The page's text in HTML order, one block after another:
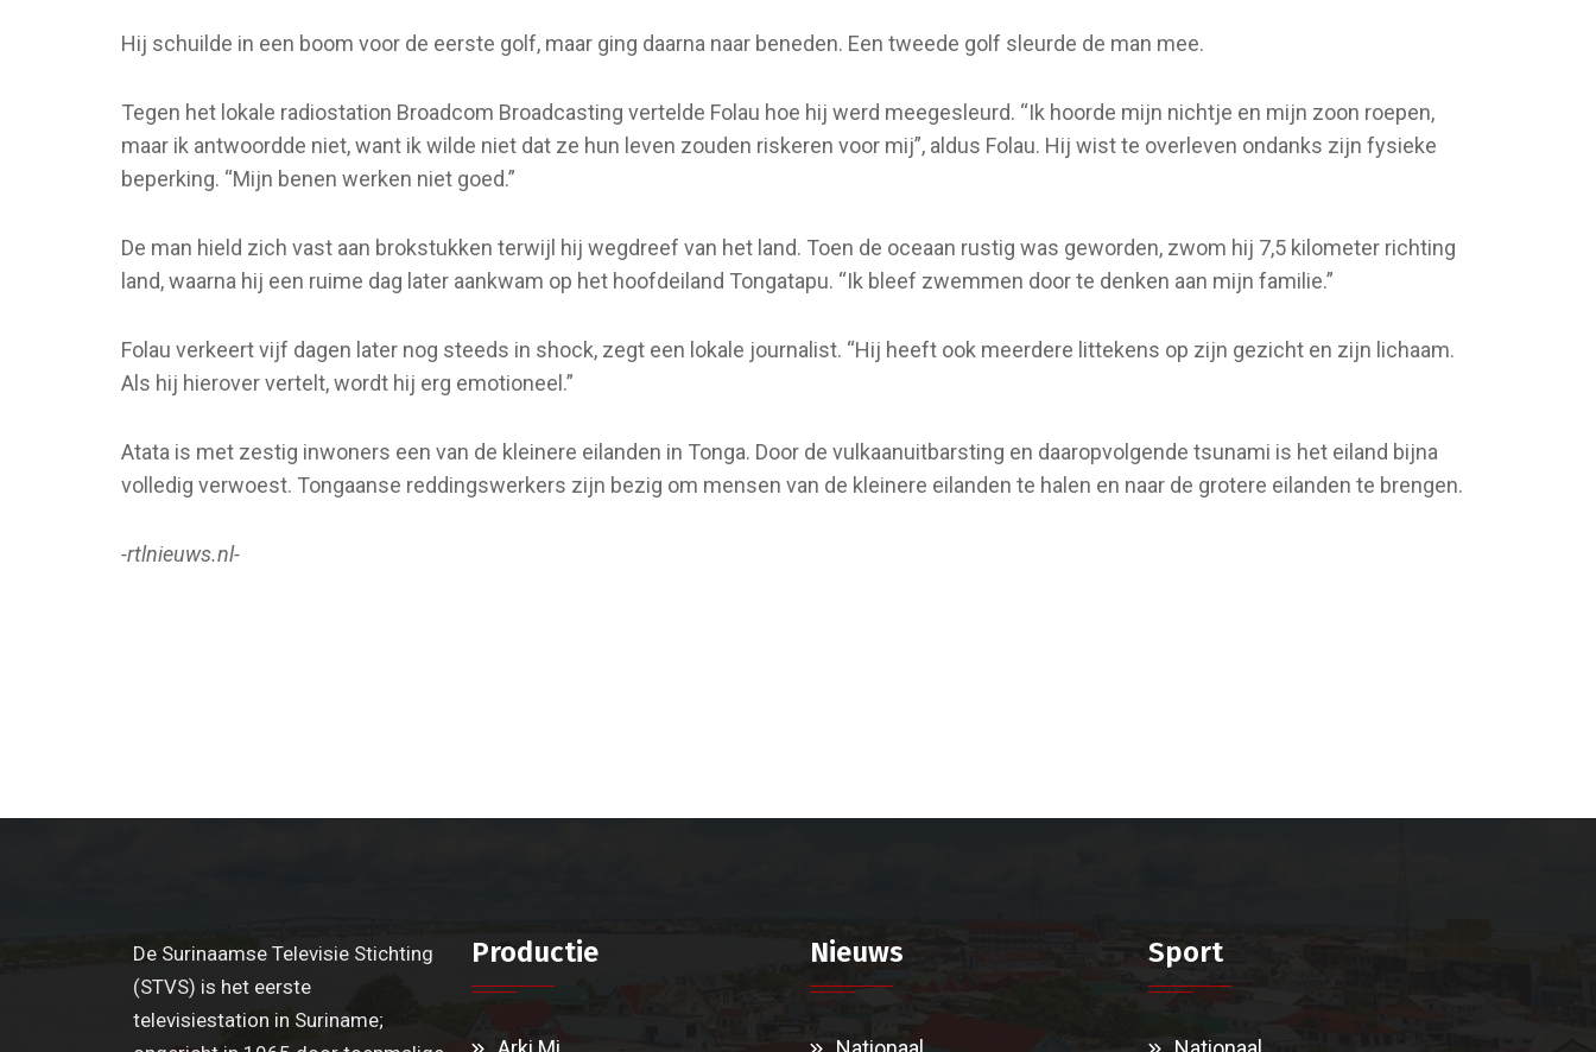
Hij schuilde in een boom voor de eerste golf, maar ging daarna naar beneden. Een tweede golf sleurde de man mee.
Tegen het lokale radiostation Broadcom Broadcasting vertelde Folau hoe hij werd meegesleurd. “Ik hoorde mijn nichtje en mijn zoon roepen,
maar ik antwoordde niet, want ik wilde niet dat ze hun leven zouden riskeren voor mij”, aldus Folau. Hij wist te overleven ondanks zijn fysieke
beperking. “Mijn benen werken niet goed.”
De man hield zich vast aan brokstukken terwijl hij wegdreef van het land. Toen de oceaan rustig was geworden, zwom hij 7,5 kilometer richting
land, waarna hij een ruime dag later aankwam op het hoofdeiland Tongatapu. “Ik bleef zwemmen door te denken aan mijn familie.”
Folau verkeert vijf dagen later nog steeds in shock, zegt een lokale journalist. “Hij heeft ook meerdere littekens op zijn gezicht en zijn lichaam.
Als hij hierover vertelt, wordt hij erg emotioneel.”
Atata is met zestig inwoners een van de kleinere eilanden in Tonga. Door de vulkaanuitbarsting en daaropvolgende tsunami is het eiland bijna
volledig verwoest. Tongaanse reddingswerkers zijn bezig om mensen van de kleinere eilanden te halen en naar de grotere eilanden te brengen.
-rtlnieuws.nl-
De Surinaamse Televisie Stichting
(STVS) is het eerste
televisiestation in Suriname;
Productie Nieuws Sport